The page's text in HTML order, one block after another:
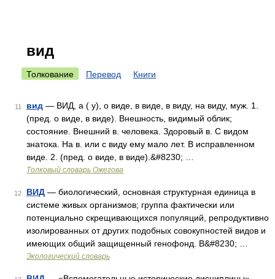
вид
Толкование Перевод Книги
11 вид — ВИД, а ( у), о виде, в виде, в виду, на виду, муж. 1.
(пред. о виде, в виде). Внешность, видимый облик;
состояние. Внешний в. человека. Здоровый в. С видом
знатока. На в. или с виду ему мало лет. В исправленном
виде. 2. (пред. о виде, в виде).&#8230; …
Толковый словарь Ожегова
12 ВИД — биологический, основная структурная единица в
системе живых организмов; группа фактически или
потенциально скрещивающихся популяций, репродуктивно
изолированных от других подобных совокупностей видов и
имеющих общий защищенный генофонд. В&#8230; …
Экологический словарь